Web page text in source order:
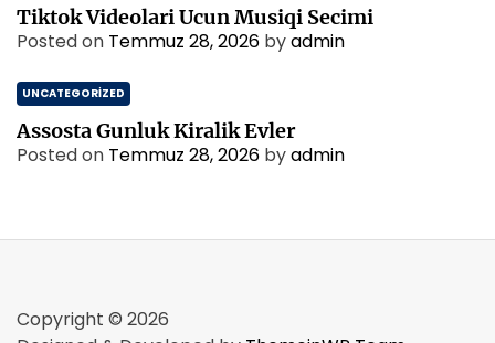
Tiktok Videolari Ucun Musiqi Secimi
Posted on Temmuz 28, 2026 byadmin
UNCATEGORIZED
Assosta Gunluk Kiralik Evler
Posted on Temmuz 28, 2026 byadmin
Copyright © 2026